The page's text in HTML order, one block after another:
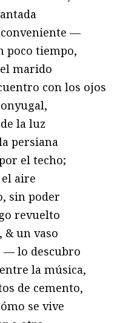
—
poco tiempo,
marido
con los ojos
la luz
persiana
el techo;
aire
sin poder
revuelto
un vaso
— lo descubro
la música,
de cemento,
se vive